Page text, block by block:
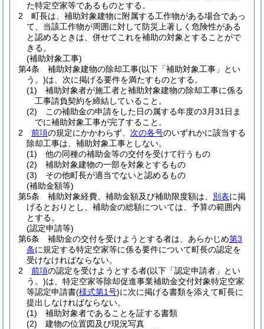
た特定空家等であるものとする。
2
町長は、補助対象建物に附属する工作物がある場合であっ
て、当該工作物が周囲に対して防災上著しく危険性がある
と認めるときは、併せてこれを補助の対象とすることがで
きる。
(補助対象工事)
第4条
補助対象建物の除却工事(以下「補助対象工事」とい
う。)は、次に掲げる要件を満たすものとする。
(1)
補助対象者が施工者と補助対象建物の除却工事に係る
工事請負契約を締結していること。
(2)
この補助金の申請をした日の属する年度の3月31日ま
でに補助対象工事が完了すること。
2
前項の規定にかかわらず、 次の各号のいずれかに該当する
除却工事は、補助対象工事としない。
(1)
他の同種の補助金等の交付を受けて行うもの
(2)
補助対象建物の一部を対象とするもの
(3)
その他町長が適当でないと認めるもの
(補助金額等)
第5条
補助対象経費、補助金額及び補助限度額は、 別表に掲
げるとおりとし、補助金の総額については、予算の範囲内
とする。
(認定申請等)
第6条
補助金の交付を受けようとする者は、あらかじめ第3
条に規定する特定空家等に係る要件について町長の認定を
受けなければならない。
2
前項の認定を受けようとする者(以下「認定申請者」とい
う。)は、特定空家等除却促進事業補助金交付対象特定空家
等認定申請書(様式第1号)に次に掲げる書類を添えて町長に
提出しなければならない。
(1)
補助対象者であることを証する書類
(2)
建物の位置図及び現況写真